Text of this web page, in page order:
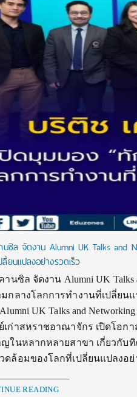
นซิล จัดงาน Alumni UK Talks and
ลี่ยนแปลงอย่างรวดเร็ว
านซิล จัดงาน Alumni UK
กลางโลกการทำงานที่เปลี่ยนแ
UK Talks and
เก่าสหราชอาณาจักร เปิดโอก
ญในหลากหลายสาขา เกี่ยวกับ
ดล้อมของโลกที่เปลี่ยนแปลงอย่
READING